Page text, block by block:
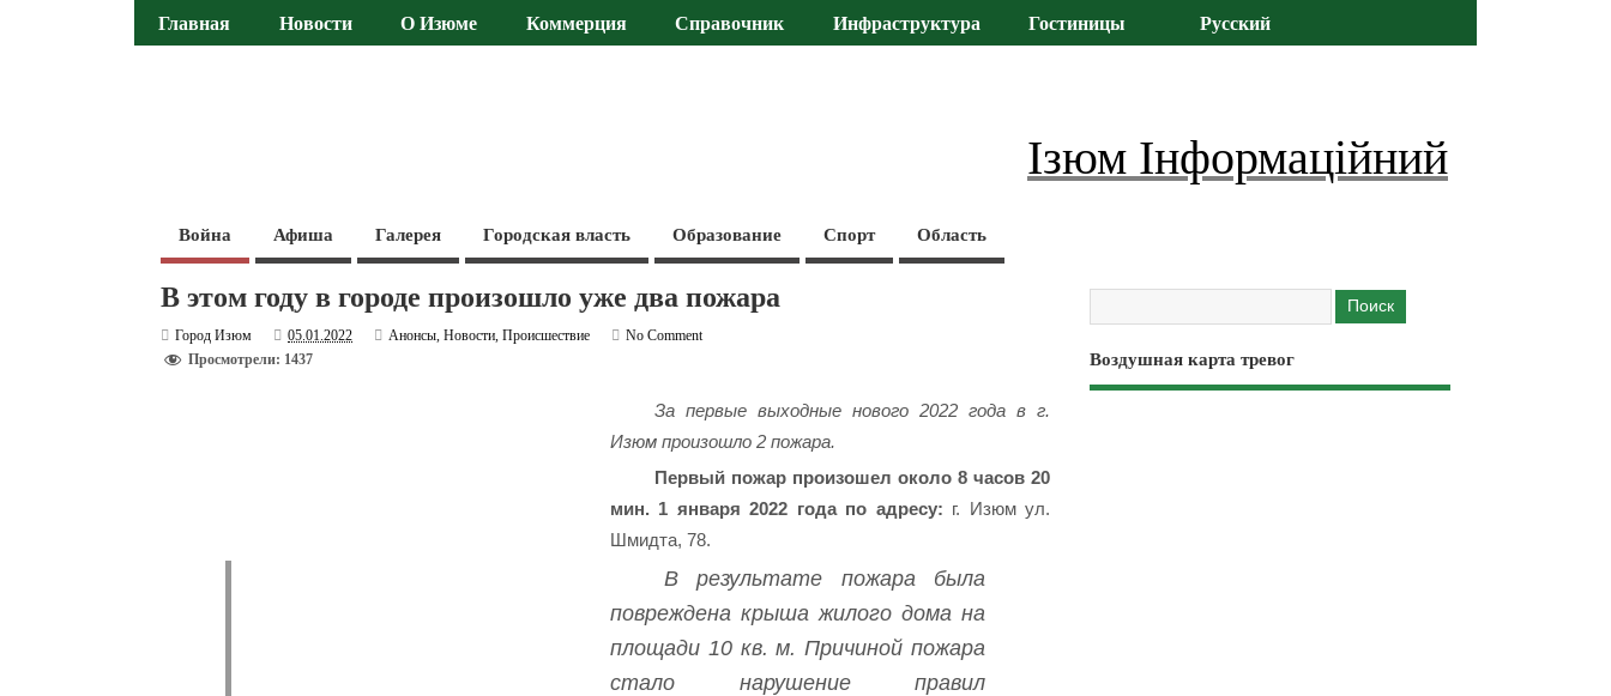
Главная Новости О Изюме Коммерция Справочник Инфраструктура Гостиницы Русский
Ізюм Інформаційний
Война Афиша Галерея Городская власть Образование Спорт Область
В этом году в городе произошло уже два пожара
Город Изюм 05.01.2022 Анонсы,Новости,Происшествие
No Comment
Просмотрели: 1437
За первые выходные нового 2022 года в г.
Изюм произошло 2 пожара.
Первый пожар произошел около 8 часов 20
мин. 1 января 2022 года по адресу: г. Изюм ул.
Шмидта, 78.
В результате пожара была
повреждена крыша жилого дома на
площади 10 кв. м. Причиной пожара
стало нарушение правил
Воздушная карта тревог